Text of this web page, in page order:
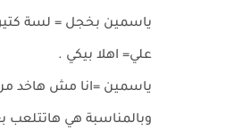
ياسمين بخجل = لسة كتير
علي= اهلا بيكي .
ياسمين =انا مش هاخد من
وبالمناسبة هي هاتتلعب